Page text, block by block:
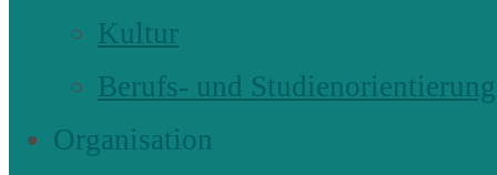
Kultur
Berufs- und Studienorientierung
Organisation